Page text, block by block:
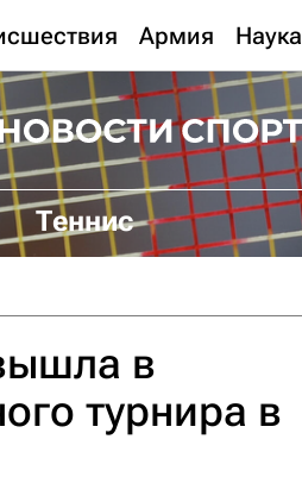
Армия Наука
Теннис
в
турнира в